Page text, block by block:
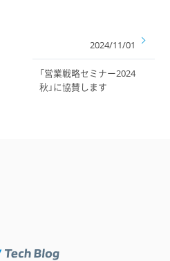
2024/11/01
「営業戦略セミナー2024
秋」に協賛します